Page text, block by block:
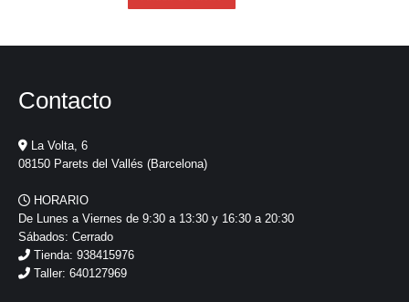
Contacto
La Volta, 6
08150 Parets del Vallés (Barcelona)
HORARIO
De Lunes a Viernes de 9:30 a 13:30 y 16:30 a 20:30
Sábados: Cerrado
Tienda: 938415976
Taller: 640127969